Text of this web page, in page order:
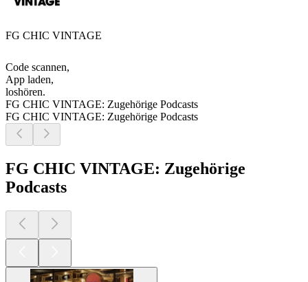
FG CHIC VINTAGE
Code scannen,
App laden,
loshören.
FG CHIC VINTAGE: Zugehörige Podcasts
FG CHIC VINTAGE: Zugehörige Podcasts
FG CHIC VINTAGE: Zugehörige
Podcasts